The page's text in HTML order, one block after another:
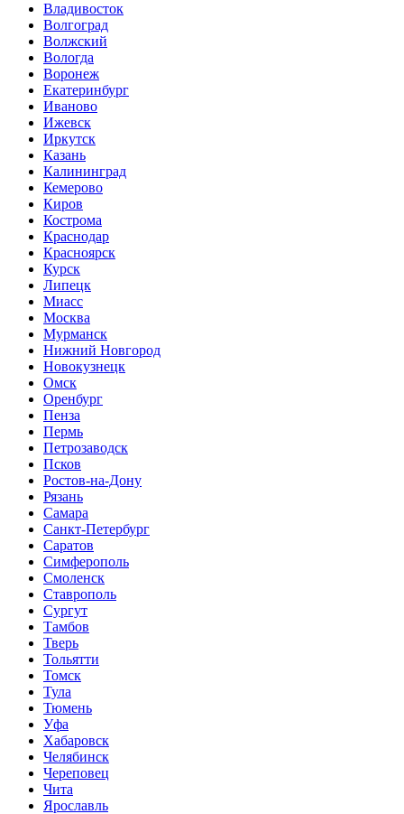
Владивосток
Волгоград
Волжский
Вологда
Воронеж
Екатеринбург
Иваново
Ижевск
Иркутск
Казань
Калининград
Кемерово
Киров
Кострома
Краснодар
Красноярск
Курск
Липецк
Миасс
Москва
Мурманск
Нижний Новгород
Новокузнецк
Омск
Оренбург
Пенза
Пермь
Петрозаводск
Псков
Ростов-на-Дону
Рязань
Самара
Санкт-Петербург
Саратов
Симферополь
Смоленск
Ставрополь
Сургут
Тамбов
Тверь
Тольятти
Томск
Тула
Тюмень
Уфа
Хабаровск
Челябинск
Череповец
Чита
Ярославль